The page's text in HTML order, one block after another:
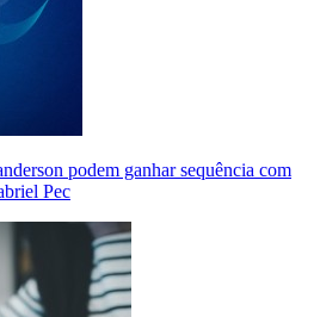
podem ganhar sequência com
Pec